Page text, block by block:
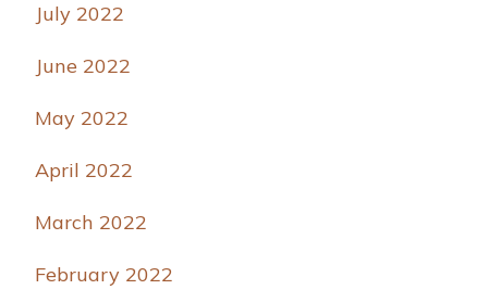
July 2022
June 2022
May 2022
April 2022
March 2022
February 2022